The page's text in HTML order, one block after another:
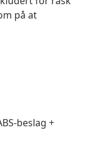
på at
beslag +